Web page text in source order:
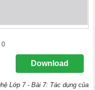
0
Download
Lớp 7 - Bài 7: Tác dụng của